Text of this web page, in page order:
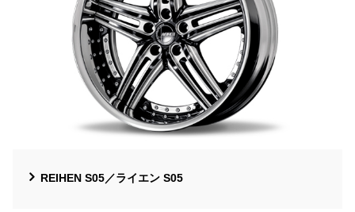
REIHEN S05／ライエン S05